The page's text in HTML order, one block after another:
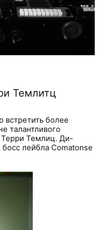
Темлитц
встретить более
талантливого
Терри Темлиц. Ди-
лейбла Comatonse